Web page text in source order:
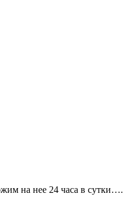
на нее 24 часа в сутки….